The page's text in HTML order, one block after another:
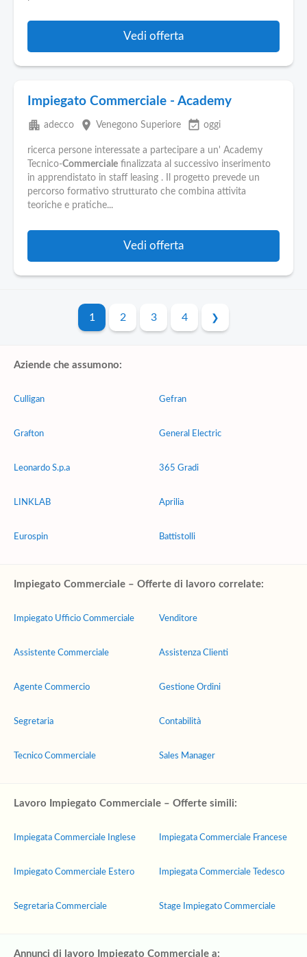
Vedi offerta
Impiegato Commerciale - Academy
apartment adecco place Venegono Superiore event_available oggi
ricerca persone interessate a partecipare a un' Academy
Tecnico-Commerciale finalizzata al successivo inserimento
in apprendistato in staff leasing . Il progetto prevede un
percorso formativo strutturato che combina attivita
teoriche e pratiche...
Vedi offerta
1 2 3 4
Aziende che assumono:
Culligan
Grafton
Leonardo S.p.a
LINKLAB
Eurospin
Gefran
General Electric
365 Gradi
Aprilia
Battistolli
Impiegato Commerciale – Offerte di lavoro correlate:
Impiegato Ufficio Commerciale
Assistente Commerciale
Agente Commercio
Segretaria
Tecnico Commerciale
Venditore
Assistenza Clienti
Gestione Ordini
Contabilità
Sales Manager
Lavoro Impiegato Commerciale – Offerte simili:
Impiegata Commerciale Inglese
Impiegato Commerciale Estero
Segretaria Commerciale
Impiegata Commerciale Francese
Impiegata Commerciale Tedesco
Stage Impiegato Commerciale
Annunci di lavoro Impiegato Commerciale a: